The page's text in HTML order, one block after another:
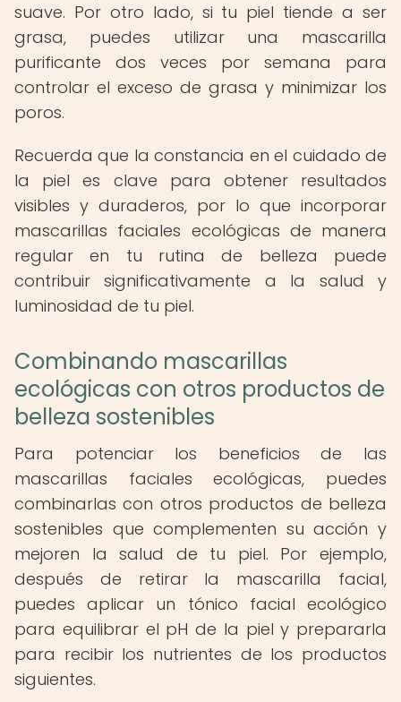
suave. Por otro lado, si tu piel tiende a ser
grasa, puedes utilizar una mascarilla
purificante dos veces por semana para
controlar el exceso de grasa y minimizar los
poros.
Recuerda que la constancia en el cuidado de
la piel es clave para obtener resultados
visibles y duraderos, por lo que incorporar
mascarillas faciales ecológicas de manera
regular en tu rutina de belleza puede
contribuir significativamente a la salud y
luminosidad de tu piel.
Combinando mascarillas
ecológicas con otros productos de
belleza sostenibles
Para potenciar los beneficios de las
mascarillas faciales ecológicas, puedes
combinarlas con otros productos de belleza
sostenibles que complementen su acción y
mejoren la salud de tu piel. Por ejemplo,
después de retirar la mascarilla facial,
puedes aplicar un tónico facial ecológico
para equilibrar el pH de la piel y prepararla
para recibir los nutrientes de los productos
siguientes.